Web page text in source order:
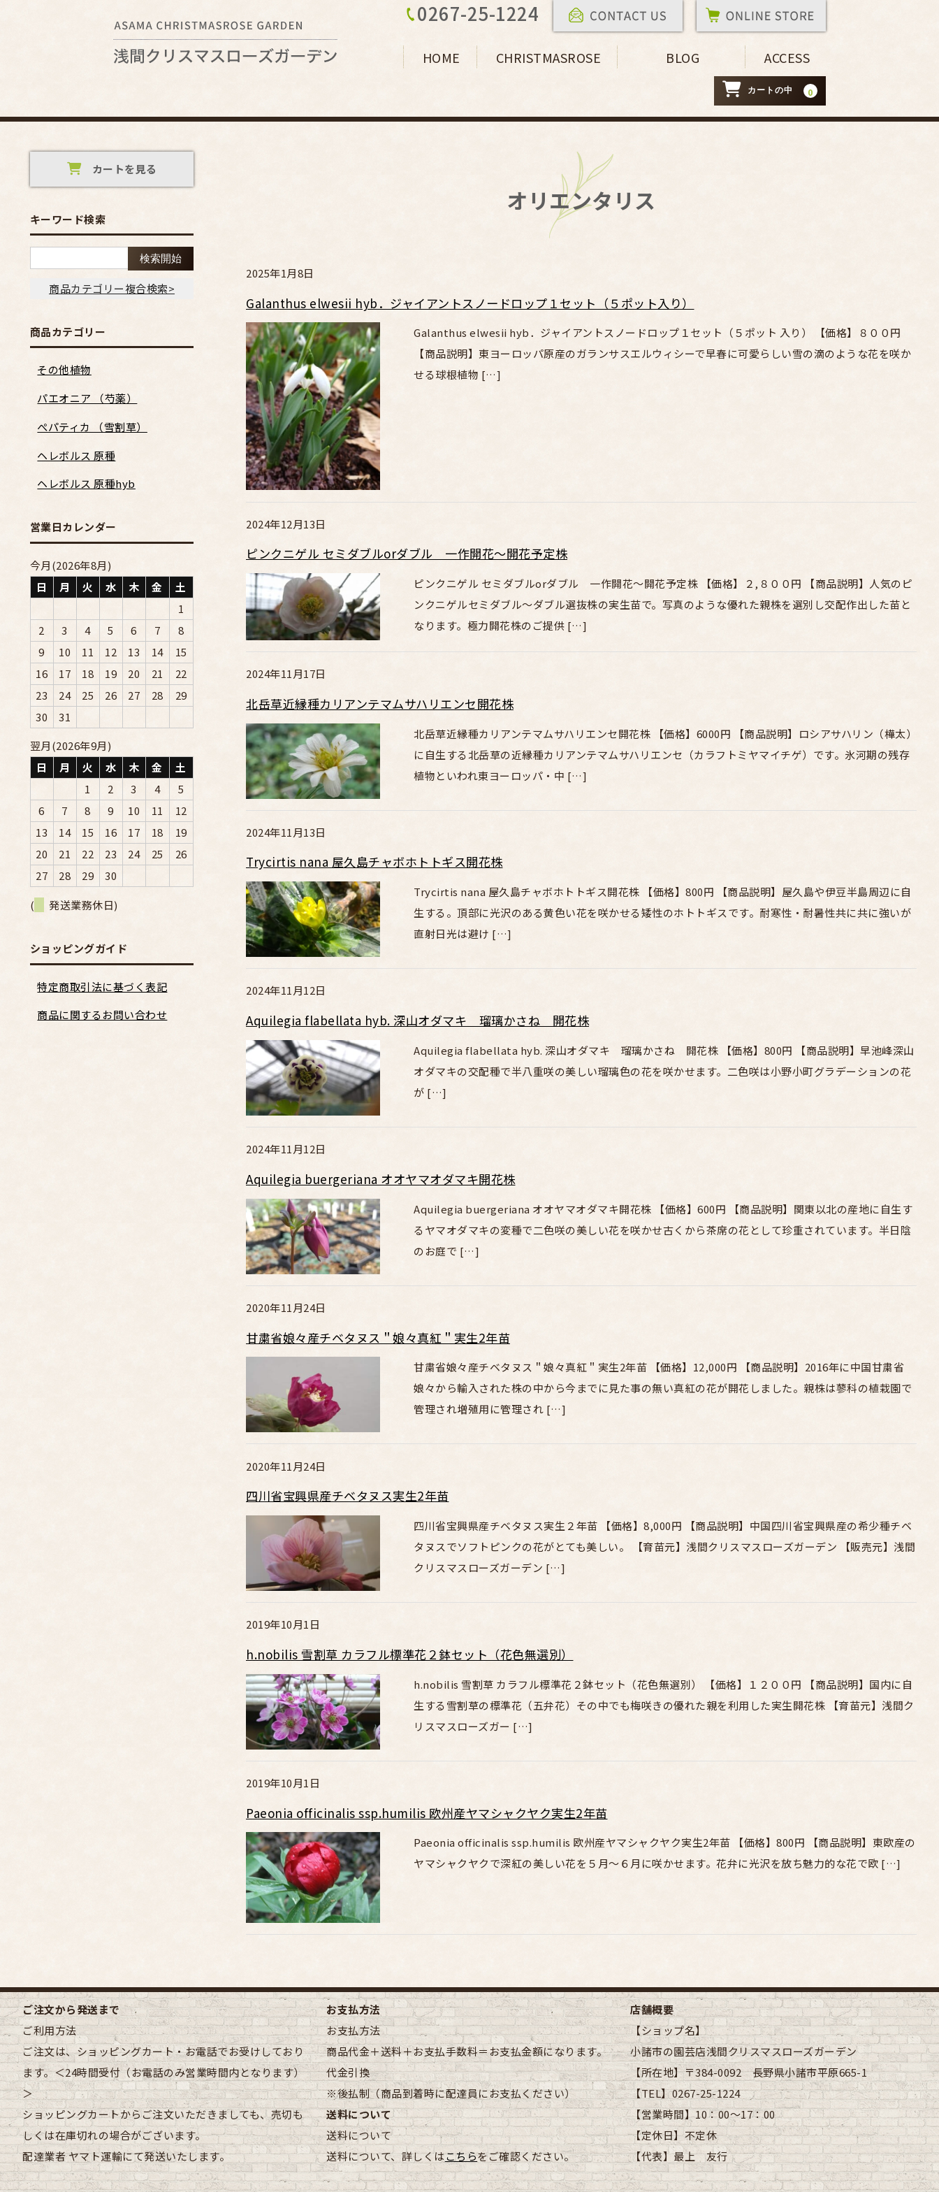
0267-25-1224
HOME CHRISTMASROSE BLOG ACCESS
カートの中 0
オリエンタリス
2025年1月8日
Galanthus elwesii hyb．ジャイアントスノードロップ１セット（５ポット入り）
Galanthus elwesii hyb．ジャイアントスノードロップ１セット（５ポット 入り） 【価格】８００円
【商品説明】東ヨーロッパ原産のガランサスエルウィシーで早春に可愛らしい雪の滴のような花を咲か
せる球根植物 […]
2024年12月13日
ピンクニゲル セミダブルorダブル 一作開花～開花予定株
ピンクニゲル セミダブルorダブル 一作開花～開花予定株 【価格】２,８００円 【商品説明】人気のピ
ンクニゲルセミダブル～ダブル選抜株の実生苗で。写真のような優れた親株を選別し交配作出した苗と
なります。極力開花株のご提供 […]
2024年11月17日
北岳草近縁種カリアンテマムサハリエンセ開花株
北岳草近縁種カリアンテマムサハリエンセ開花株 【価格】6000円 【商品説明】ロシアサハリン（樺太）
に自生する北岳草の近縁種カリアンテマムサハリエンセ（カラフトミヤマイチゲ）です。氷河期の残存
植物といわれ東ヨーロッパ・中 […]
2024年11月13日
Trycirtis nana 屋久島チャボホトトギス開花株
Trycirtis nana 屋久島チャボホトトギス開花株 【価格】800円 【商品説明】屋久島や伊豆半島周辺に自
生する。頂部に光沢のある黄色い花を咲かせる矮性のホトトギスです。耐寒性・耐暑性共に共に強いが
直射日光は避け […]
2024年11月12日
Aquilegia flabellata hyb. 深山オダマキ 瑠璃かさね 開花株
Aquilegia flabellata hyb. 深山オダマキ 瑠璃かさね 開花株 【価格】800円 【商品説明】早池峰深山
オダマキの交配種で半八重咲の美しい瑠璃色の花を咲かせます。二色咲は小野小町グラデーションの花
が […]
2024年11月12日
Aquilegia buergeriana オオヤマオダマキ開花株
Aquilegia buergeriana オオヤマオダマキ開花株 【価格】600円 【商品説明】関東以北の産地に自生す
るヤマオダマキの変種で二色咲の美しい花を咲かせ古くから茶席の花として珍重されています。半日陰
のお庭で […]
2020年11月24日
甘粛省娘々産チベタヌス＂娘々真紅＂実生2年苗
甘粛省娘々産チベタヌス＂娘々真紅＂実生2年苗 【価格】12,000円 【商品説明】2016年に中国甘粛省
娘々から輸入された株の中から今までに見た事の無い真紅の花が開花しました。親株は蓼科の植栽園で
管理され増殖用に管理され […]
2020年11月24日
四川省宝興県産チベタヌス実生2年苗
四川省宝興県産チベタヌス実生２年苗 【価格】8,000円 【商品説明】中国四川省宝興県産の希少種チベ
タヌスでソフトピンクの花がとても美しい。 【育苗元】浅間クリスマスローズガーデン 【販売元】浅間
クリスマスローズガーデン […]
2019年10月1日
h.nobilis 雪割草 カラフル標準花２鉢セット（花色無選別）
h.nobilis 雪割草 カラフル標準花２鉢セット（花色無選別） 【価格】１２００円 【商品説明】国内に自
生する雪割草の標準花（五弁花）その中でも梅咲きの優れた親を利用した実生開花株 【育苗元】浅間ク
リスマスローズガー […]
2019年10月1日
Paeonia officinalis ssp.humilis 欧州産ヤマシャクヤク実生2年苗
Paeonia officinalis ssp.humilis 欧州産ヤマシャクヤク実生2年苗 【価格】800円 【商品説明】東欧産の
ヤマシャクヤクで深紅の美しい花を５月〜６月に咲かせます。花弁に光沢を放ち魅力的な花で欧 […]
カートを見る
キーワード検索
商品カテゴリー複合検索>
商品カテゴリー
その他植物
パエオニア （芍薬）
ぺパティカ （雪割草）
ヘレボルス 原種
ヘレボルス 原種hyb
営業日カレンダー
今月(2026年8月)
日
月 火 水 木 金
土
1
2
3 4 5 6 7
8
9
10 11 12 13 14
15
16
17 18 19 20 21
22
23
24 25 26 27 28
29
30
31
翌月(2026年9月)
日
月 火 水 木 金
土
1
2 3 4
5
6
7 8 9 10 11
12
13
14 15 16 17 18
19
20
21 22 23 24 25
26
27
28 29
30
(
発送業務休日)
ショッピングガイド
特定商取引法に基づく表記
商品に関するお問い合わせ
ご注文から発送まで
ご利用方法
ご注文は、ショッピングカート・お電話でお受けしており
ます。＜24時間受付（お電話のみ営業時間内となります）
＞
ショッピングカートからご注文いただきましても、売切も
しくは在庫切れの場合がございます。
配達業者ヤマト運輸にて発送いたします。
お支払方法
お支払方法
商品代金＋送料＋お支払手数料＝お支払金額になります。
代金引換
※後払制（商品到着時に配達員にお支払ください）
送料について
送料について
送料について、詳しくはこちらをご確認ください。
店舗概要
【ショップ名】
小諸市の園芸店浅間クリスマスローズガーデン
【所在地】〒384-0092 長野県小諸市平原665-1
【TEL】0267-25-1224
【営業時間】10：00～17：00
【定休日】不定休
【代表】最上 友行